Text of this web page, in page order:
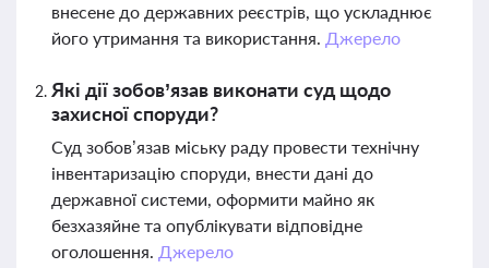
внесене до державних реєстрів, що ускладнює
його утримання та використання. Джерело
Які дії зобов’язав виконати суд щодо
захисної споруди?
Суд зобов’язав міську раду провести технічну
інвентаризацію споруди, внести дані до
державної системи, оформити майно як
безхазяйне та опублікувати відповідне
оголошення. Джерело